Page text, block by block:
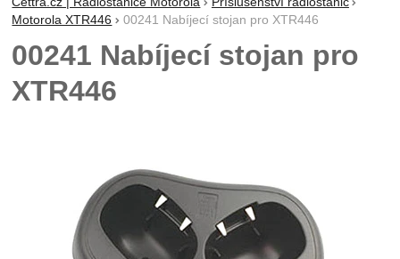
Motorola XTR446
00241 Nabíjecí stojan pro XTR446
00241 Nabíjecí stojan pro
XTR446